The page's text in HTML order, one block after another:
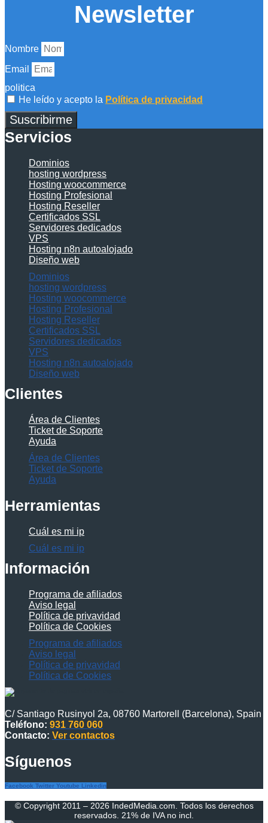
Newsletter
Nombre
Email
politica
He leído y acepto la Política de privacidad
Suscribirme
Servicios
Dominios
hosting wordpress
Hosting woocommerce
Hosting Profesional
Hosting Reseller
Certificados SSL
Servidores dedicados
VPS
Hosting n8n autoalojado
Diseño web
Dominios
hosting wordpress
Hosting woocommerce
Hosting Profesional
Hosting Reseller
Certificados SSL
Servidores dedicados
VPS
Hosting n8n autoalojado
Diseño web
Clientes
Área de Clientes
Ticket de Soporte
Ayuda
Área de Clientes
Ticket de Soporte
Ayuda
Herramientas
Cuál es mi ip
Cuál es mi ip
Información
Programa de afiliados
Aviso legal
Política de privavidad
Política de Cookies
Programa de afiliados
Aviso legal
Política de privavidad
Política de Cookies
C/ Santiago Rusinyol 2a, 08760 Martorell (Barcelona), Spain
Teléfono: 931 760 060
Contacto: Ver contactos
Síguenos
Facebook Twitter Youtube Linkedin
© Copyright 2011 – 2026 IndedMedia.com. Todos los derechos
reservados. 21% de IVA no incl.